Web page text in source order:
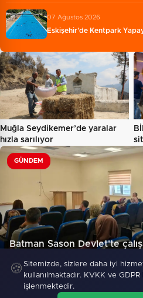
07 Ağustos 2026
Eskişehir'de Kentpark
Muğla Seydikemer’de yaralar
hızla sarılıyor
GÜNDEM
Batman Sason Devlet'te
117
🍪 Sitemizde, sizlere daha iyi
kullanılmaktadır. KVKK ve
işlenmektedir.